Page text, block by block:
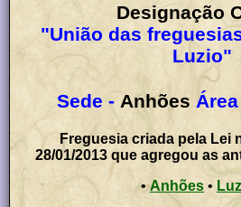
Designação
"União das
Luzio"
Sede - Anhões
Freguesia criada pela Lei
28/01/2013 que agregou as
•Anhões •